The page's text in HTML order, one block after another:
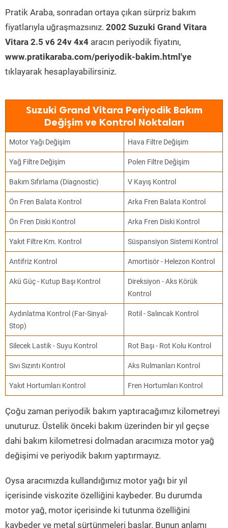
Pratik Araba, sonradan ortaya çıkan sürpriz bakım
fiyatlarıyla uğraşmazsınız. 2002 Suzuki Grand Vitara
Vitara 2.5 v6 24v 4x4 aracın periyodik fiyatını,
www.pratikaraba.com/periyodik-bakim.html'ye
tıklayarak hesaplayabilirsiniz.
Suzuki Grand Vitara Periyodik Bakım
Değişim ve Kontrol Noktaları
Motor Yağı Değişim Hava Filtre Değişim
Yağ Filtre Değişim Polen Filtre Değişim
Bakım Sıfırlama (Diagnostic) V Kayış Kontrol
Ön Fren Balata Kontrol Arka Fren Balata Kontrol
Ön Fren Diski Kontrol Arka Fren Diski Kontrol
Yakıt Filtre Km. Kontrol Süspansiyon Sistemi Kontrol
Antifriz Kontrol Amortisör - Helezon Kontrol
Akü Güç - Kutup Başı Kontrol
Direksiyon - Aks Körük
Kontrol
Aydınlatma Kontrol (Far-Sinyal-
Stop)
Rotil - Salıncak Kontrol
Silecek Lastik - Suyu Kontrol Rot Başı - Rot Kolu Kontrol
Sıvı Sızıntı Kontrol Aks Rulmanları Kontrol
Yakıt Hortumları Kontrol Fren Hortumları Kontrol
Çoğu zaman periyodik bakım yaptıracağımız kilometreyi
unuturuz. Üstelik önceki bakım üzerinden bir yıl geçse
dahi bakım kilometresi dolmadan aracımıza motor yağ
değişimi ve periyodik bakım yaptırmayız.
Oysa aracımızda kullandığımız motor yağı bir yıl
içerisinde viskozite özelliğini kaybeder. Bu durumda
motor yağ, motor içerisinde ki tutunma özelliğini
kaybeder ve metal sürtünmeleri başlar. Bunun anlamı